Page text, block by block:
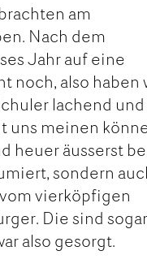
am
Nach dem
Jahr auf eine
noch, also haben
lachend und
uns meinen
heuer äusserst
sondern
vierköpfigen
Die sind
also gesorgt.